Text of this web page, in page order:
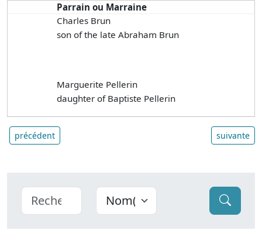
Parrain ou Marraine
Charles Brun
son of the late Abraham Brun
Marguerite Pellerin
daughter of Baptiste Pellerin
précédent suivante